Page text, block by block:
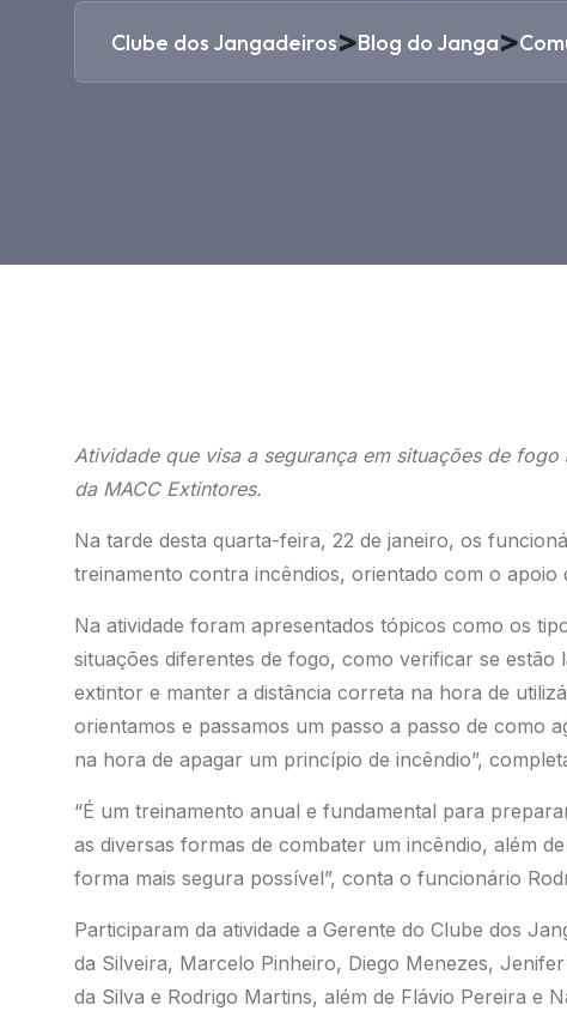
Clube dos Jangadeiros>Blog do Janga>
Atividade que visa a segurança em situações de
da MACC Extintores.
Na tarde desta quarta-feira, 22 de janeiro, os
treinamento contra incêndios, orientado com o apoio
Na atividade foram apresentados tópicos como os
situações diferentes de fogo, como verificar se
extintor e manter a distância correta na hora de
orientamos e passamos um passo a passo de como
na hora de apagar um princípio de incêndio”,
“É um treinamento anual e fundamental para
as diversas formas de combater um incêndio, além
forma mais segura possível”, conta o funcionário
Participaram da atividade a Gerente do Clube dos
da Silveira, Marcelo Pinheiro, Diego Menezes,
da Silva e Rodrigo Martins, além de Flávio Pereira e